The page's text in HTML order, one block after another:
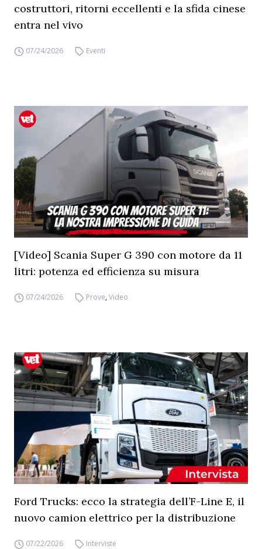
costruttori, ritorni eccellenti e la sfida cinese
entra nel vivo
07/24/2026 Eventi
[Video] Scania Super G 390 con motore da 11
litri: potenza ed efficienza su misura
07/24/2026 Prove,Video
Ford Trucks: ecco la strategia dell’F-Line E, il
nuovo camion elettrico per la distribuzione
07/22/2026 Interviste